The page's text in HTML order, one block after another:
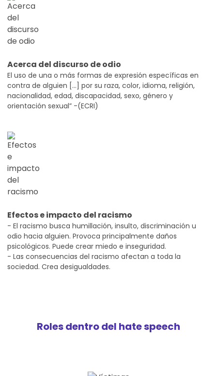
Acerca del discurso de odio
El uso de una o más formas de expresión específicas en
contra de alguien [...] por su raza, color, idioma, religión,
nacionalidad, edad, discapacidad, sexo, género y
orientación sexual” -(ECRI)
Efectos e impacto del racismo
- El racismo busca humillación, insulto, discriminación u
odio hacia alguien. Provoca principalmente daños
psicológicos. Puede crear miedo e inseguridad.
- Las consecuencias del racismo afectan a toda la
sociedad. Crea desigualdades.
Roles dentro del hate speech